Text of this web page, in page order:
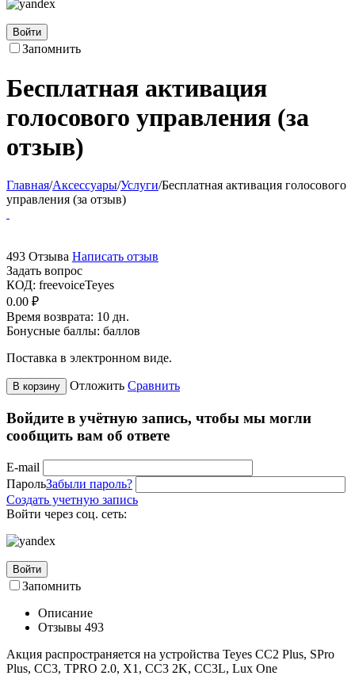
Войти
Запомнить
Бесплатная активация
голосового управления (за
отзыв)
Главная/Аксессуары/Услуги/Бесплатная активация голосового
управления (за отзыв)
493 Отзыва Написать отзыв
Задать вопрос
КОД: freevoiceTeyes
0.00 ₽
Время возврата: 10 дн.
Бонусные баллы: баллов
Поставка в электронном виде.
В корзину Отложить Сравнить
Войдите в учётную запись, чтобы мы могли
сообщить вам об ответе
E-mail
ПарольЗабыли пароль?
Создать учетную запись
Войти через соц. сеть:
Войти
Запомнить
Описание
Отзывы 493
Акция распространяется на устройства Teyes CC2 Plus, SPro
Plus, CC3, TPRO 2.0, X1, CC3 2K, CC3L, Lux One